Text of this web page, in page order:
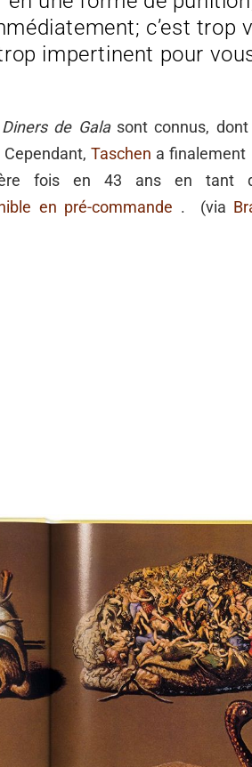
c’est trop
impertinent pour
Diners de Galasont connus,
Cependant, Taschen a finalement
fois en 43 ans en tant
en pré-commande . (via